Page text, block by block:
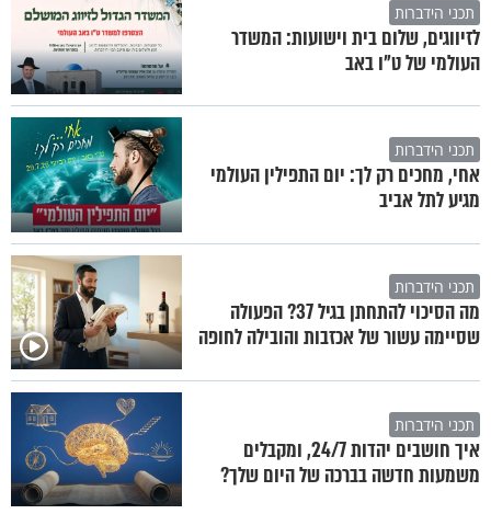
תכני הידברות
לזיווגים, שלום בית וישועות: המשדר
העולמי של ט"ו באב
תכני הידברות
אחי, מחכים רק לך: יום התפילין העולמי
מגיע לתל אביב
תכני הידברות
מה הסיכוי להתחתן בגיל 37? הפעולה
שסיימה עשור של אכזבות והובילה לחופה
תכני הידברות
איך חושבים יהדות 24/7, ומקבלים
משמעות חדשה בברכה של היום שלך?